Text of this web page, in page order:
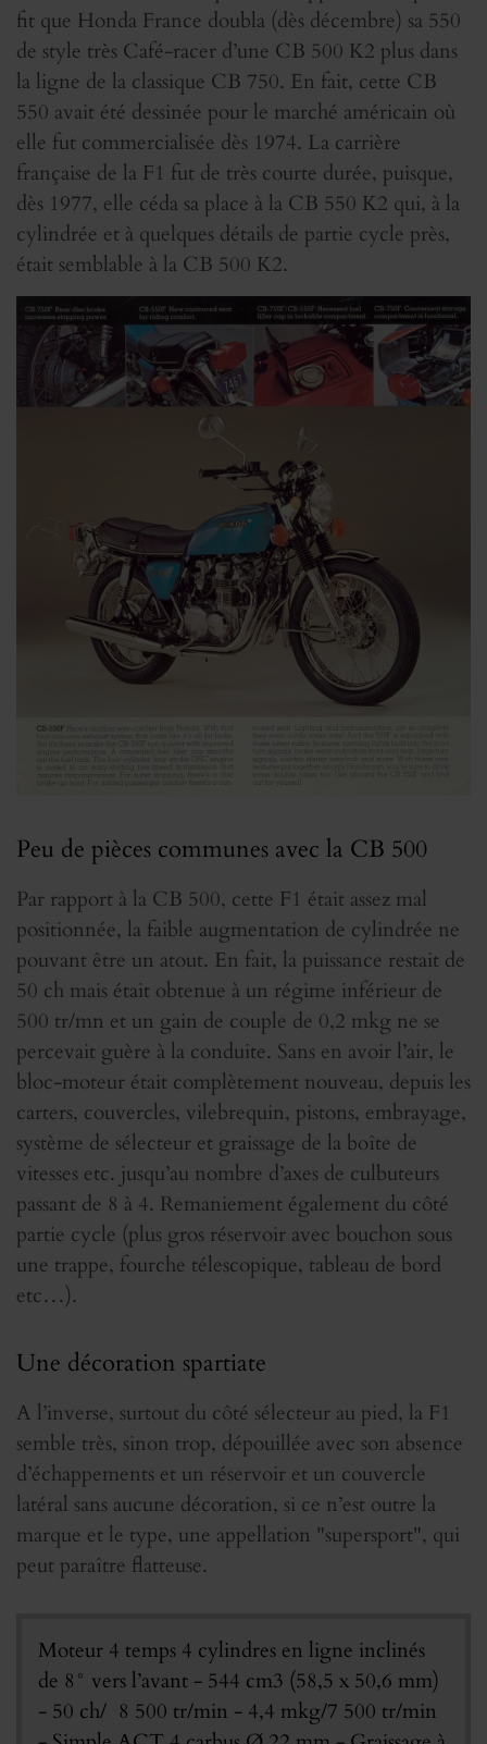
fit que Honda France doubla (dès décembre) sa 550
de style très Café-racer d’une CB 500 K2 plus dans
la ligne de la classique CB 750. En fait, cette CB
550 avait été dessinée pour le marché américain où
elle fut commercialisée dès 1974. La carrière
française de la F1 fut de très courte durée, puisque,
dès 1977, elle céda sa place à la CB 550 K2 qui, à la
cylindrée et à quelques détails de partie cycle près,
était semblable à la CB 500 K2.
Peu de pièces communes avec la CB 500
Par rapport à la CB 500, cette F1 était assez mal
positionnée, la faible augmentation de cylindrée ne
pouvant être un atout. En fait, la puissance restait de
50 ch mais était obtenue à un régime inférieur de
500 tr/mn et un gain de couple de 0,2 mkg ne se
percevait guère à la conduite. Sans en avoir l’air, le
bloc-moteur était complètement nouveau, depuis les
carters, couvercles, vilebrequin, pistons, embrayage,
système de sélecteur et graissage de la boîte de
vitesses etc. jusqu’au nombre d’axes de culbuteurs
passant de 8 à 4. Remaniement également du côté
partie cycle (plus gros réservoir avec bouchon sous
une trappe, fourche télescopique, tableau de bord
etc…).
Une décoration spartiate
A l’inverse, surtout du côté sélecteur au pied, la F1
semble très, sinon trop, dépouillée avec son absence
d’échappements et un réservoir et un couvercle
latéral sans aucune décoration, si ce n’est outre la
marque et le type, une appellation "supersport", qui
peut paraître flatteuse.
Moteur 4 temps 4 cylindres en ligne inclinés
de 8° vers l’avant - 544 cm3 (58,5 x 50,6 mm)
- 50 ch/ 8 500 tr/min - 4,4 mkg/7 500 tr/min